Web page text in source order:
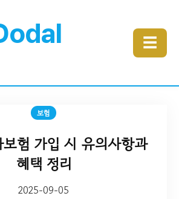
☰
보험
보험 가입 시 유의사항과
혜택 정리
2025-09-05